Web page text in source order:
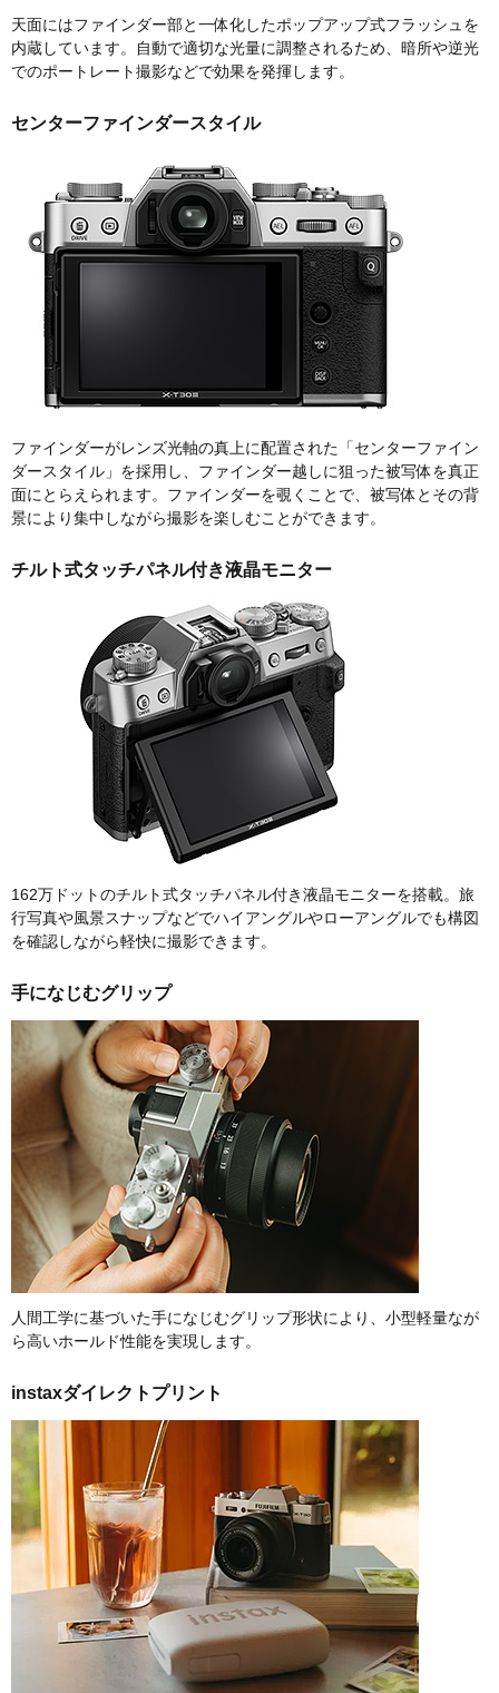
天面にはファインダー部と一体化したポップアップ式フラッシュを
内蔵しています。自動で適切な光量に調整されるため、暗所や逆光
でのポートレート撮影などで効果を発揮します。
センターファインダースタイル
ファインダーがレンズ光軸の真上に配置された「センターファイン
ダースタイル」を採用し、ファインダー越しに狙った被写体を真正
面にとらえられます。ファインダーを覗くことで、被写体とその背
景により集中しながら撮影を楽しむことができます。
チルト式タッチパネル付き液晶モニター
162万ドットのチルト式タッチパネル付き液晶モニターを搭載。旅
行写真や風景スナップなどでハイアングルやローアングルでも構図
を確認しながら軽快に撮影できます。
手になじむグリップ
人間工学に基づいた手になじむグリップ形状により、小型軽量なが
ら高いホールド性能を実現します。
instaxダイレクトプリント